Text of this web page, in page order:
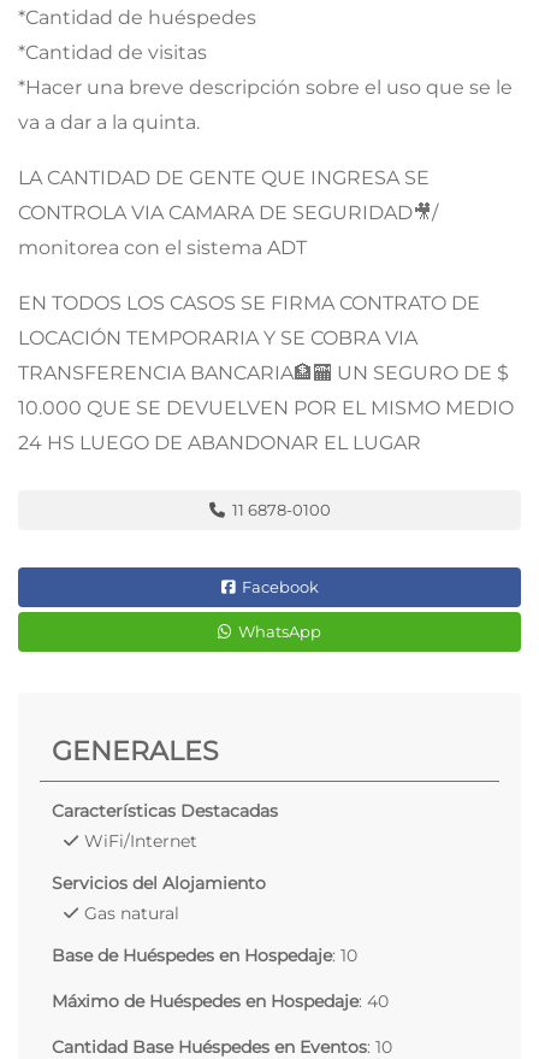
*Cantidad de huéspedes
*Cantidad de visitas
*Hacer una breve descripción sobre el uso que se le
va a dar a la quinta.
LA CANTIDAD DE GENTE QUE INGRESA SE
CONTROLA VIA CAMARA DE SEGURIDAD🎥/
monitorea con el sistema ADT
EN TODOS LOS CASOS SE FIRMA CONTRATO DE
LOCACIÓN TEMPORARIA Y SE COBRA VIA
TRANSFERENCIA BANCARIA🏦🏧 UN SEGURO DE $
10.000 QUE SE DEVUELVEN POR EL MISMO MEDIO
24 HS LUEGO DE ABANDONAR EL LUGAR
11 6878-0100
Facebook
WhatsApp
GENERALES
Características Destacadas
WiFi/Internet
Servicios del Alojamiento
Gas natural
Base de Huéspedes en Hospedaje: 10
Máximo de Huéspedes en Hospedaje: 40
Cantidad Base Huéspedes en Eventos: 10